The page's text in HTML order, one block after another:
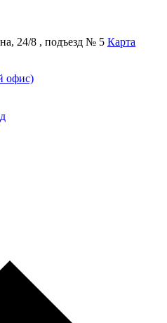
24/8 , подъезд № 5 Карта
офис)